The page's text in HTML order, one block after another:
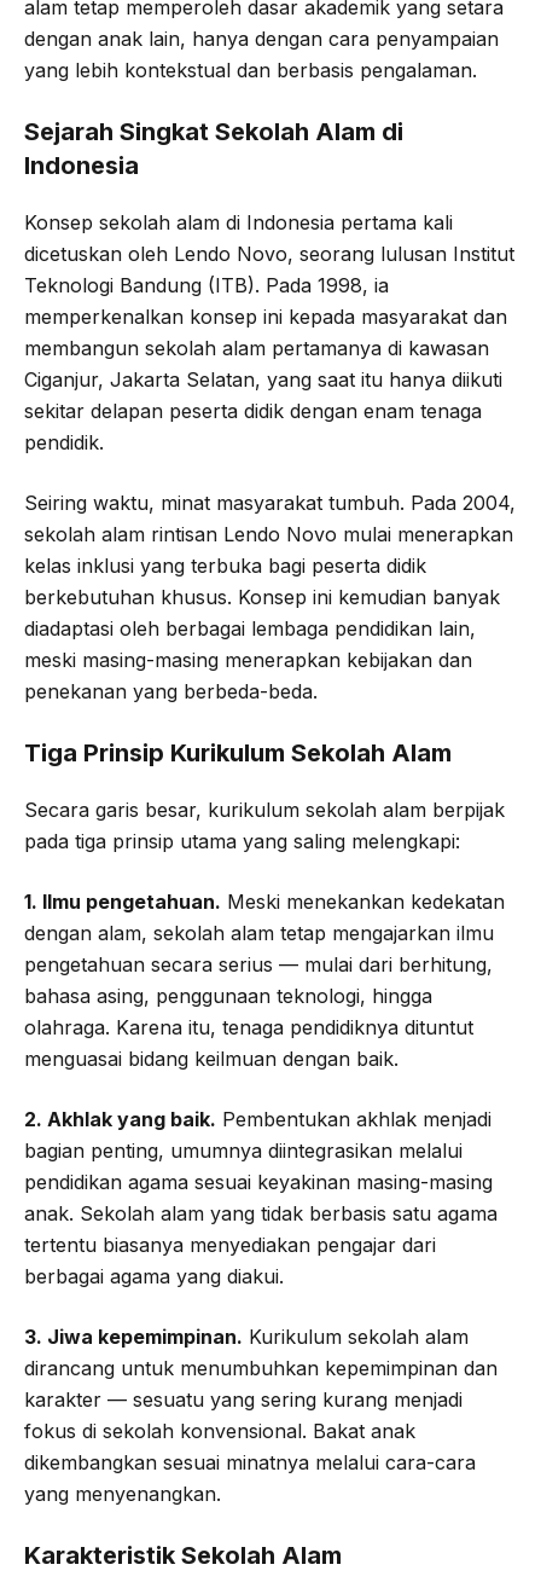
alam tetap memperoleh dasar akademik yang setara
dengan anak lain, hanya dengan cara penyampaian
yang lebih kontekstual dan berbasis pengalaman.
Sejarah Singkat Sekolah Alam di
Indonesia
Konsep sekolah alam di Indonesia pertama kali
dicetuskan oleh Lendo Novo, seorang lulusan Institut
Teknologi Bandung (ITB). Pada 1998, ia
memperkenalkan konsep ini kepada masyarakat dan
membangun sekolah alam pertamanya di kawasan
Ciganjur, Jakarta Selatan, yang saat itu hanya diikuti
sekitar delapan peserta didik dengan enam tenaga
pendidik.
Seiring waktu, minat masyarakat tumbuh. Pada 2004,
sekolah alam rintisan Lendo Novo mulai menerapkan
kelas inklusi yang terbuka bagi peserta didik
berkebutuhan khusus. Konsep ini kemudian banyak
diadaptasi oleh berbagai lembaga pendidikan lain,
meski masing-masing menerapkan kebijakan dan
penekanan yang berbeda-beda.
Tiga Prinsip Kurikulum Sekolah Alam
Secara garis besar, kurikulum sekolah alam berpijak
pada tiga prinsip utama yang saling melengkapi:
1. Ilmu pengetahuan. Meski menekankan kedekatan
dengan alam, sekolah alam tetap mengajarkan ilmu
pengetahuan secara serius — mulai dari berhitung,
bahasa asing, penggunaan teknologi, hingga
olahraga. Karena itu, tenaga pendidiknya dituntut
menguasai bidang keilmuan dengan baik.
2. Akhlak yang baik. Pembentukan akhlak menjadi
bagian penting, umumnya diintegrasikan melalui
pendidikan agama sesuai keyakinan masing-masing
anak. Sekolah alam yang tidak berbasis satu agama
tertentu biasanya menyediakan pengajar dari
berbagai agama yang diakui.
3. Jiwa kepemimpinan. Kurikulum sekolah alam
dirancang untuk menumbuhkan kepemimpinan dan
karakter — sesuatu yang sering kurang menjadi
fokus di sekolah konvensional. Bakat anak
dikembangkan sesuai minatnya melalui cara-cara
yang menyenangkan.
Karakteristik Sekolah Alam